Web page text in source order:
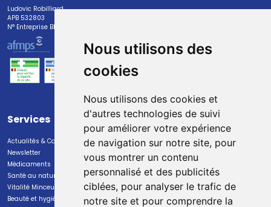
Nous utilisons des
cookies
Nous utilisons des cookies et
d'autres technologies de suivi
pour améliorer votre expérience
de navigation sur notre site, pour
vous montrer un contenu
personnalisé et des publicités
ciblées, pour analyser le trafic de
notre site et pour comprendre la
Ludovic Robilliard
APB 532803
N° Entreprise BE0447.382.113
Services
Actualités & Conseils
Newsletter
Médicaments
Santé au naturel
Vitalité Minceur Nutrition
Beauté et hygiène
Paiement
Paiement sécurisé